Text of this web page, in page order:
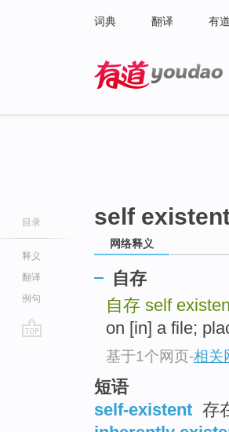
词典 翻译 有
目录
释义
翻译
例句
self
网络释义
自存
自存 self
on [in] a file;
基于1个网页-相关
短语
self-existent 存